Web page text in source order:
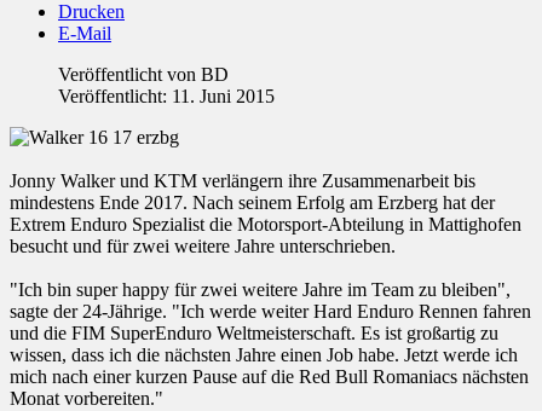
Drucken
E-Mail
Veröffentlicht von BD
Veröffentlicht: 11. Juni 2015
Jonny Walker und KTM verlängern ihre Zusammenarbeit bis
mindestens Ende 2017. Nach seinem Erfolg am Erzberg hat der
Extrem Enduro Spezialist die Motorsport-Abteilung in Mattighofen
besucht und für zwei weitere Jahre unterschrieben.
"Ich bin super happy für zwei weitere Jahre im Team zu bleiben",
sagte der 24-Jährige. "Ich werde weiter Hard Enduro Rennen fahren
und die FIM SuperEnduro Weltmeisterschaft. Es ist großartig zu
wissen, dass ich die nächsten Jahre einen Job habe. Jetzt werde ich
mich nach einer kurzen Pause auf die Red Bull Romaniacs nächsten
Monat vorbereiten."